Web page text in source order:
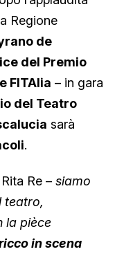
Regione
de
del Premio
FITAlia – in gara
del Teatro
sarà
.
Re – siamo
teatro,
la pièce
in scena